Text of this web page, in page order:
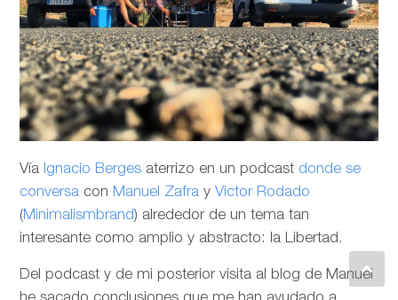
Vía Ignacio Berges aterrizo en un podcast donde se
conversa con Manuel Zafra y Victor Rodado
(Minimalismbrand) alrededor de un tema tan
interesante como amplio y abstracto: la Libertad.
Del podcast y de mi posterior visita al blog de Manuel